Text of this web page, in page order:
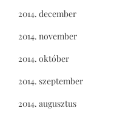
2014. december
2014. november
2014. október
2014. szeptember
2014. augusztus